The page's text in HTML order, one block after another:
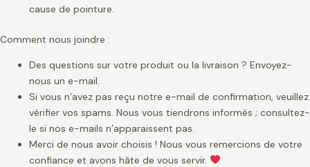
cause de pointure.
Comment nous joindre :
Des questions sur votre produit ou la livraison ? Envoyez-
nous un e-mail.
Si vous n’avez pas reçu notre e-mail de confirmation, veuillez
vérifier vos spams. Nous vous tiendrons informés ; consultez-
le si nos e-mails n’apparaissent pas.
Merci de nous avoir choisis ! Nous vous remercions de votre
confiance et avons hâte de vous servir.